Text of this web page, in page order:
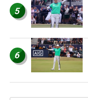
5
6